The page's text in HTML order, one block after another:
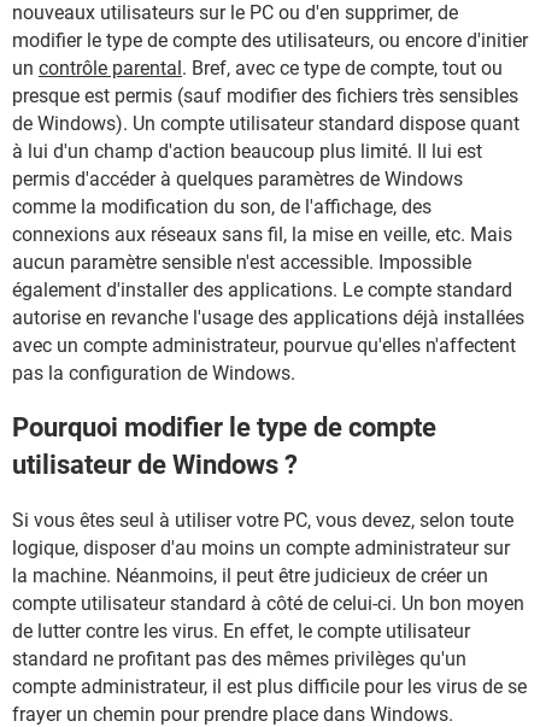
nouveaux utilisateurs sur le PC ou d'en supprimer, de
modifier le type de compte des utilisateurs, ou encore d'initier
un contrôle parental. Bref, avec ce type de compte, tout ou
presque est permis (sauf modifier des fichiers très sensibles
de Windows). Un compte utilisateur standard dispose quant
à lui d'un champ d'action beaucoup plus limité. Il lui est
permis d'accéder à quelques paramètres de Windows
comme la modification du son, de l'affichage, des
connexions aux réseaux sans fil, la mise en veille, etc. Mais
aucun paramètre sensible n'est accessible. Impossible
également d'installer des applications. Le compte standard
autorise en revanche l'usage des applications déjà installées
avec un compte administrateur, pourvue qu'elles n'affectent
pas la configuration de Windows.
Pourquoi modifier le type de compte
utilisateur de Windows ?
Si vous êtes seul à utiliser votre PC, vous devez, selon toute
logique, disposer d'au moins un compte administrateur sur
la machine. Néanmoins, il peut être judicieux de créer un
compte utilisateur standard à côté de celui-ci. Un bon moyen
de lutter contre les virus. En effet, le compte utilisateur
standard ne profitant pas des mêmes privilèges qu'un
compte administrateur, il est plus difficile pour les virus de se
frayer un chemin pour prendre place dans Windows.